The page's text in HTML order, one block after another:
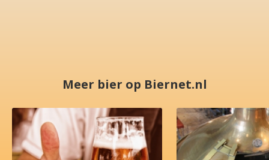
Meer bier op Biernet.nl